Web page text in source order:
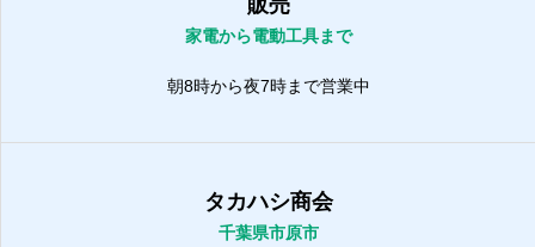
家電から電動工具まで
朝8時から夜7時まで営業中
タカハシ商会
千葉県市原市